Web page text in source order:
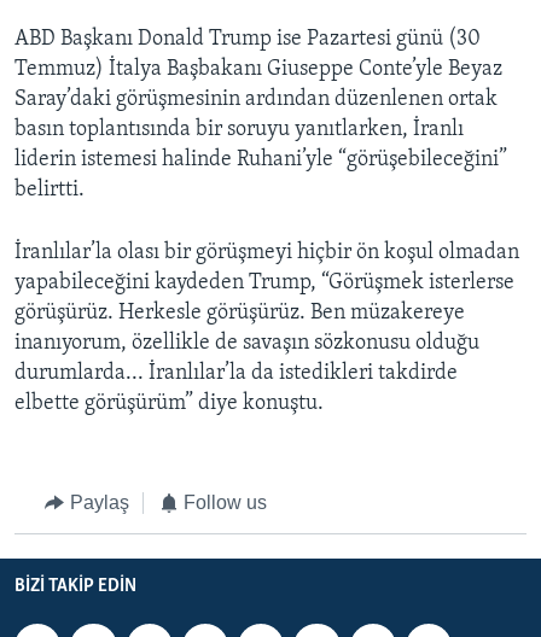
ABD Başkanı Donald Trump ise Pazartesi günü (30
Temmuz) İtalya Başbakanı Giuseppe Conte’yle Beyaz
Saray’daki görüşmesinin ardından düzenlenen ortak
basın toplantısında bir soruyu yanıtlarken, İranlı
liderin istemesi halinde Ruhani’yle “görüşebileceğini”
belirtti.
İranlılar’la olası bir görüşmeyi hiçbir ön koşul olmadan
yapabileceğini kaydeden Trump, “Görüşmek isterlerse
görüşürüz. Herkesle görüşürüz. Ben müzakereye
inanıyorum, özellikle de savaşın sözkonusu olduğu
durumlarda... İranlılar’la da istedikleri takdirde
elbette görüşürüm” diye konuştu.
Paylaş Follow us
BIZI TAKIP EDIN